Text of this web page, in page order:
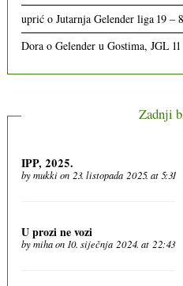
uprić oJutarnja Gelender liga 19 –
Dora oGelender u Gostima, JGL
Zadnji
IPP, 2025.
bymukkion 23. listopada 2025. at 5:31
U prozi ne vozi
bymihaon 10. siječnja 2024. at 22:43